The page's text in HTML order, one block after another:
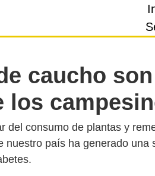
caucho son
los
del consumo de plantas y
nuestro país ha generado una